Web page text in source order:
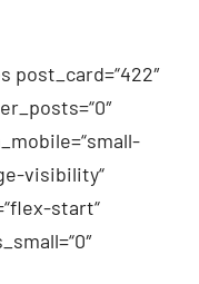
visibility“
start“